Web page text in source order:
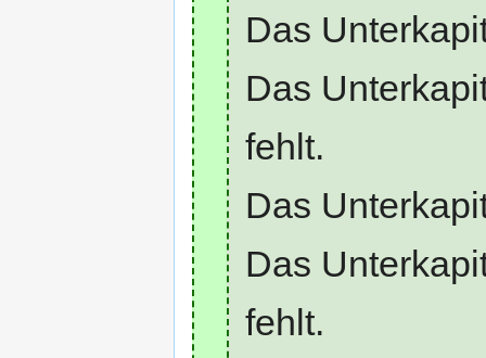
Das
Das
fehlt.
Das
Das
fehlt.